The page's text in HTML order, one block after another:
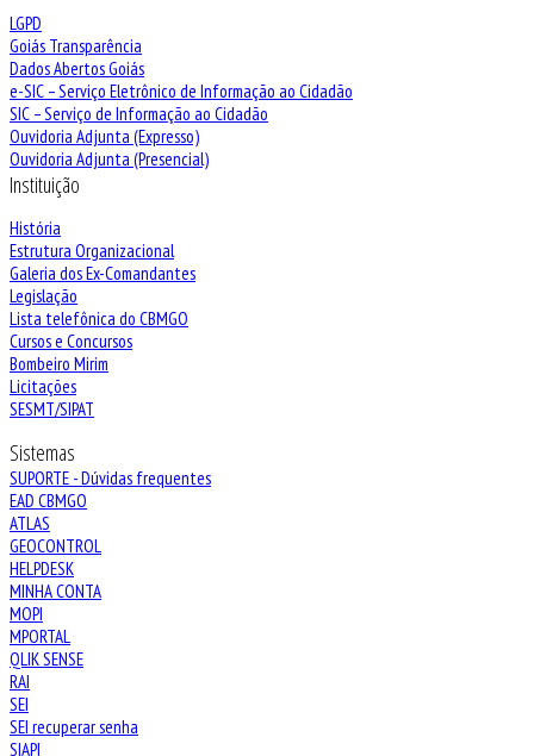
LGPD
Goiás Transparência
Dados Abertos Goiás
e-SIC – Serviço Eletrônico de Informação ao Cidadão
SIC – Serviço de Informação ao Cidadão
Ouvidoria Adjunta (Expresso)
Ouvidoria Adjunta (Presencial)
Instituição
História
Estrutura Organizacional
Galeria dos Ex-Comandantes
Legislação
Lista telefônica do CBMGO
Cursos e Concursos
Bombeiro Mirim
Licitações
SESMT/SIPAT
Sistemas
SUPORTE - Dúvidas frequentes
EAD CBMGO
ATLAS
GEOCONTROL
HELPDESK
MINHA CONTA
MOPI
MPORTAL
QLIK SENSE
RAI
SEI
SEI recuperar senha
SIAPI